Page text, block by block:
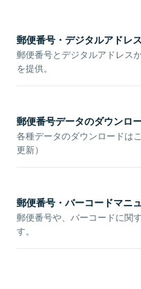
郵便番号・デジタルアドレ
郵便番号とデジタルアドレス
を提供。
郵便番号データのダウンロ
各種データのダウンロードは
更新）
郵便番号・バーコードマニ
郵便番号や、バーコードに関
す。